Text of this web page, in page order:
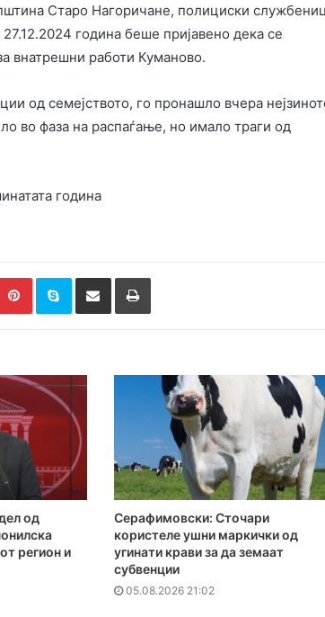
Старо Нагоричане, полициски
година беше пријавено дека се
внатрешни работи Куманово.
од семејството, го пронашло вчера
во фаза на распаѓање, но имало траги од
година
PinterestSkype Сподели преку Е-маил Испринтај
од
регион и
Серафимовски: Сточари
користеле ушни маркички од
угинати крави за да земаат
субвенции
05.08.2026 21:02